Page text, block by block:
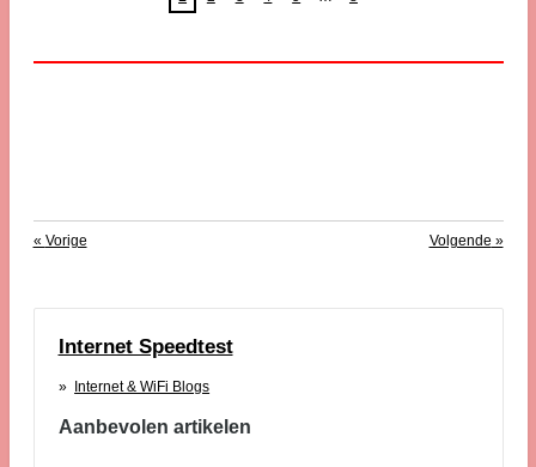
« Vorige Volgende »
Internet Speedtest
Internet & WiFi Blogs
Aanbevolen artikelen